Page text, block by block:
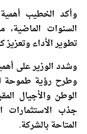
وأكد الخطيب
السنوات
تطوير الأداء وتعزيز
وشدد الوزير على
وطرح رؤية طموحة
الوطن والأجيال
جذب الاستثمارات
المتاحة بالشركة.